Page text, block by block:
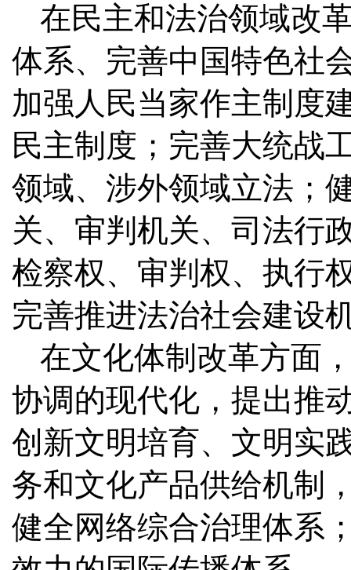
在民主和法治领域改
体系、完善中国特色社
加强人民当家作主制度
民主制度；完善大统战
领域、涉外领域立法；
关、审判机关、司法行
检察权、审判权、执行
完善推进法治社会建设
在文化体制改革方面
协调的现代化，提出推
创新文明培育、文明实
务和文化产品供给机制
健全网络综合治理体系